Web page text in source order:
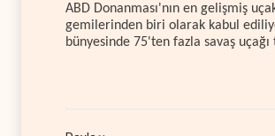
ABD Donanması'nın en gelişmiş
gemilerinden biri olarak kabul
bünyesinde 75'ten fazla savaş uçağı